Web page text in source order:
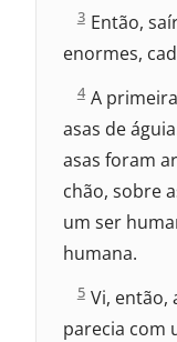
:
D
n
e
7
:
3 Então,
enormes,
D
n
e
l
:
4 A
asas de
asas foram
chão, sobre
um ser
humana.
D
n
5 Vi, então,
parecia com